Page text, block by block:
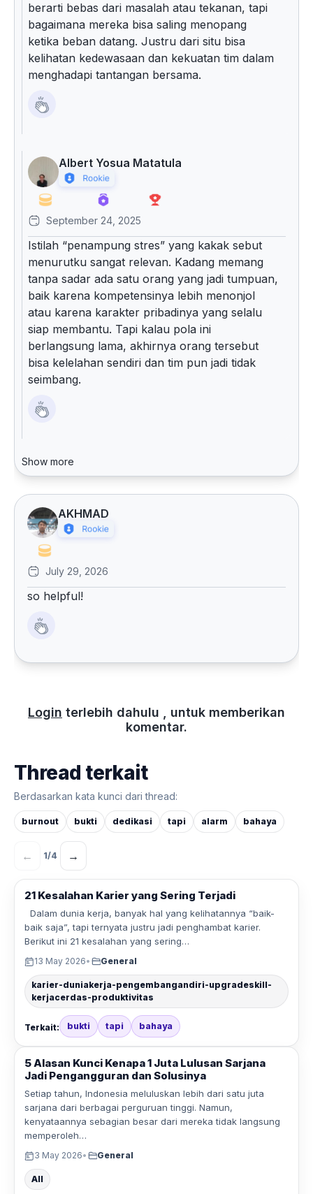
berarti bebas dari masalah atau tekanan, tapi
bagaimana mereka bisa saling menopang
ketika beban datang. Justru dari situ bisa
kelihatan kedewasaan dan kekuatan tim dalam
menghadapi tantangan bersama.
Albert Yosua Matatula
September 24, 2025
Istilah “penampung stres” yang kakak sebut
menurutku sangat relevan. Kadang memang
tanpa sadar ada satu orang yang jadi tumpuan,
baik karena kompetensinya lebih menonjol
atau karena karakter pribadinya yang selalu
siap membantu. Tapi kalau pola ini
berlangsung lama, akhirnya orang tersebut
bisa kelelahan sendiri dan tim pun jadi tidak
seimbang.
Show more
AKHMAD
July 29, 2026
so helpful!
Login terlebih dahulu , untuk memberikan
komentar.
Thread terkait
Berdasarkan kata kunci dari thread:
burnout bukti dedikasi tapi alarm bahaya
← 1/4 →
21 Kesalahan Karier yang Sering Terjadi
Dalam dunia kerja, banyak hal yang kelihatannya “baik-
baik saja”, tapi ternyata justru jadi penghambat karier.
Berikut ini 21 kesalahan yang sering…
13 May 2026• General
karier-duniakerja-pengembangandiri-upgradeskill-
kerjacerdas-produktivitas
Terkait: bukti tapi bahaya
5 Alasan Kunci Kenapa 1 Juta Lulusan Sarjana
Jadi Pengangguran dan Solusinya
Setiap tahun, Indonesia meluluskan lebih dari satu juta
sarjana dari berbagai perguruan tinggi. Namun,
kenyataannya sebagian besar dari mereka tidak langsung
memperoleh…
3 May 2026• General
All